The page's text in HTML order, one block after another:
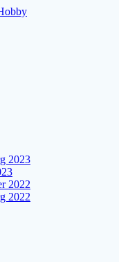
2023
2022
2022